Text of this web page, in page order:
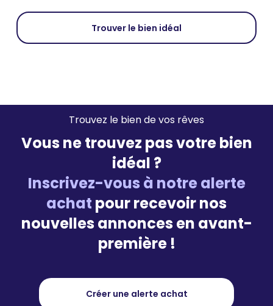
Trouver le bien idéal
Trouvez le bien de vos rêves
Vous ne trouvez pas votre bien
idéal ?
Inscrivez-vous à notre alerte
achat pour recevoir nos
nouvelles annonces en avant-
première !
Créer une alerte achat